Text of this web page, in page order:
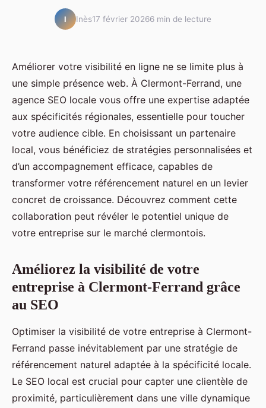
I Inès17 février 20266 min de lecture
Améliorer votre visibilité en ligne ne se limite plus à
une simple présence web. À Clermont-Ferrand, une
agence SEO locale vous offre une expertise adaptée
aux spécificités régionales, essentielle pour toucher
votre audience cible. En choisissant un partenaire
local, vous bénéficiez de stratégies personnalisées et
d’un accompagnement efficace, capables de
transformer votre référencement naturel en un levier
concret de croissance. Découvrez comment cette
collaboration peut révéler le potentiel unique de
votre entreprise sur le marché clermontois.
Améliorez la visibilité de votre
entreprise à Clermont-Ferrand grâce
au SEO
Optimiser la visibilité de votre entreprise à Clermont-
Ferrand passe inévitablement par une stratégie de
référencement naturel adaptée à la spécificité locale.
Le SEO local est crucial pour capter une clientèle de
proximité, particulièrement dans une ville dynamique